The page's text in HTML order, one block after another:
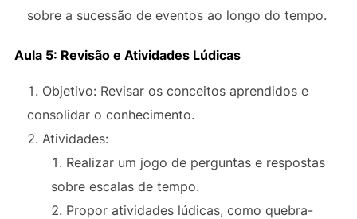
sobre a sucessão de eventos ao longo do tempo.
Aula 5: Revisão e Atividades Lúdicas
Objetivo: Revisar os conceitos aprendidos e
consolidar o conhecimento.
Atividades:
Realizar um jogo de perguntas e respostas
sobre escalas de tempo.
Propor atividades lúdicas, como quebra-